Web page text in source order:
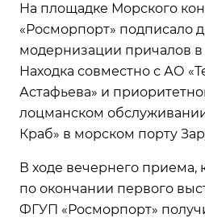
На площадке Морского
«Росморпорт» подписало
модернизации причалов
Находка совместно с АО
Астафьева» и
лоцманском
Краб» в морском порту
В ходе вечернего приема,
по окончании первого
ФГУП «Росморпорт»